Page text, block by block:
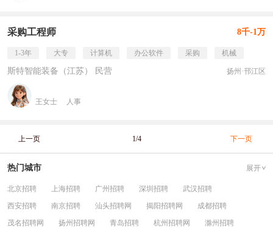
采购工程师 8千-1万
1-3年 大专 计算机 办公软件 采购 机械
斯特智能装备（江苏） 民营 扬州·邗江区
王女士 人事
上一页 1/4 下一页
热门城市 展开
北京招聘 上海招聘 广州招聘 深圳招聘
武汉招聘
西安招聘
南京招聘 汕头招聘网 揭阳招聘网
成都招聘
茂名招聘网
扬州招聘网 青岛招聘 杭州招聘网 滁州招聘